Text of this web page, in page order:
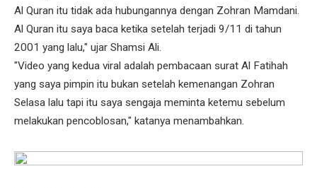
Al Quran itu tidak ada hubungannya dengan Zohran Mamdani.
Al Quran itu saya baca ketika setelah terjadi 9/11 di tahun
2001 yang lalu," ujar Shamsi Ali.
"Video yang kedua viral adalah pembacaan surat Al Fatihah
yang saya pimpin itu bukan setelah kemenangan Zohran
Selasa lalu tapi itu saya sengaja meminta ketemu sebelum
melakukan pencoblosan," katanya menambahkan.